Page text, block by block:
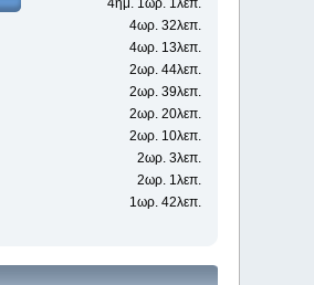
4ημ. 1ωρ. 1λεπ.
4ωρ. 32λεπ.
4ωρ. 13λεπ.
2ωρ. 44λεπ.
2ωρ. 39λεπ.
2ωρ. 20λεπ.
2ωρ. 10λεπ.
2ωρ. 3λεπ.
2ωρ. 1λεπ.
1ωρ. 42λεπ.